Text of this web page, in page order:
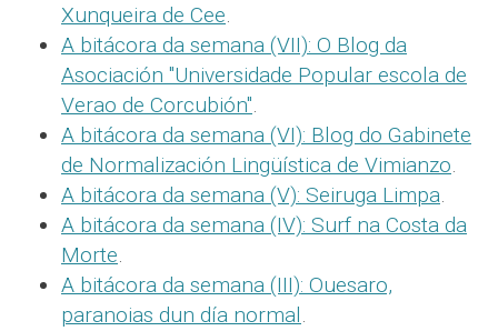
Xunqueira de Cee.
A bitácora da semana (VII): O Blog da
Asociación "Universidade Popular escola de
Verao de Corcubión".
A bitácora da semana (VI): Blog do Gabinete
de Normalización Lingüística de Vimianzo.
A bitácora da semana (V): Seiruga Limpa.
A bitácora da semana (IV): Surf na Costa da
Morte.
A bitácora da semana (III): Ouesaro,
paranoias dun día normal.